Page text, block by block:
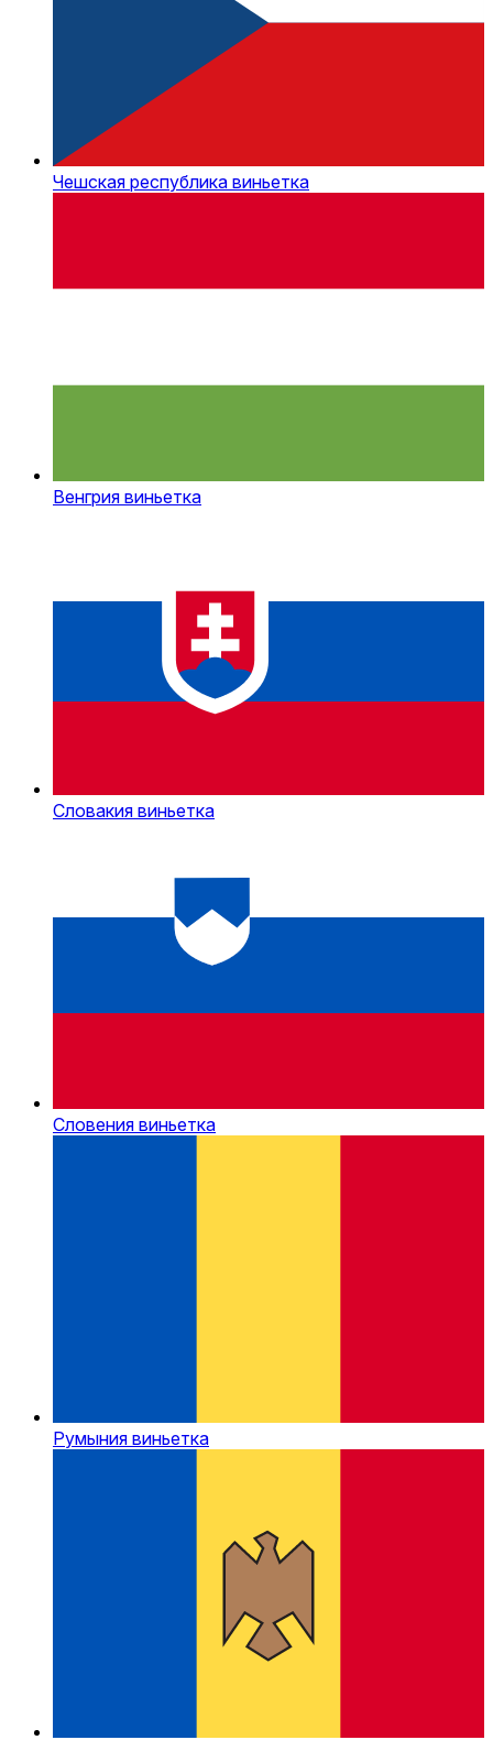
Чешская республика виньетка
Венгрия виньетка
Словакия виньетка
Словения виньетка
Румыния виньетка